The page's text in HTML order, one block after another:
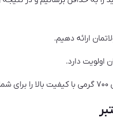
ارائه دهیم.
اولویت دارد.